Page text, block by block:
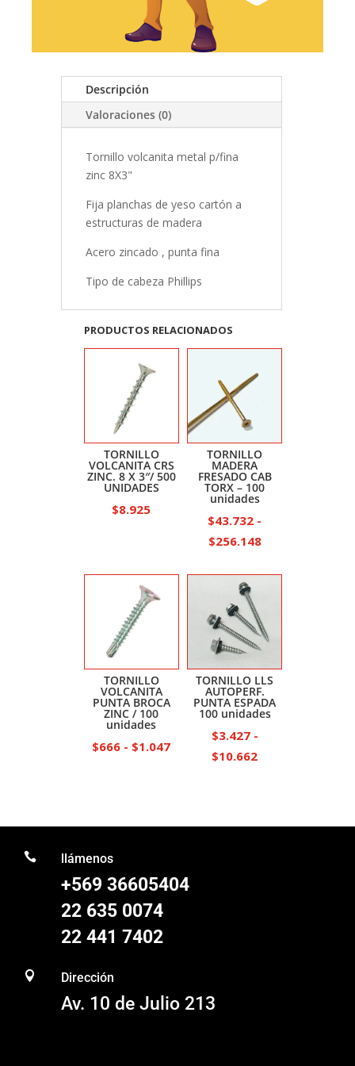
Descripción
Valoraciones (0)
Tornillo volcanita metal p/fina
zinc 8X3"
Fija planchas de yeso cartón a
estructuras de madera
Acero zincado , punta fina
Tipo de cabeza Phillips
PRODUCTOS RELACIONADOS
TORNILLO
VOLCANITA CRS
ZINC. 8 X 3″/ 500
UNIDADES
$8.925
TORNILLO
MADERA
FRESADO CAB
TORX – 100
unidades
$43.732 -
$256.148Rango
$43.732
hasta
TORNILLO
VOLCANITA
PUNTA BROCA
ZINC / 100
unidades
$666 - $1.047Rango
$666
TORNILLO LLS
AUTOPERF.
PUNTA ESPADA
100 unidades
$3.427 -
$10.662Rango
 llámenos
+569 36605404
22 635 0074
22 441 7402
 Dirección
Av. 10 de Julio 213